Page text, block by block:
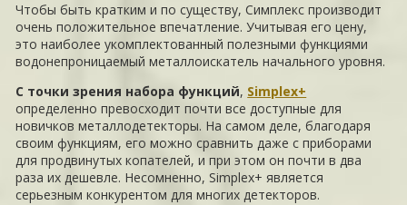
Чтобы быть кратким и по существу, Симплекс производит
очень положительное впечатление. Учитывая его цену,
это наиболее укомплектованный полезными функциями
водонепроницаемый металлоискатель начального уровня.
С точки зрения набора функций, Simplex+
определенно превосходит почти все доступные для
новичков металлодетекторы. На самом деле, благодаря
своим функциям, его можно сравнить даже с приборами
для продвинутых копателей, и при этом он почти в два
раза их дешевле. Несомненно, Simplex+ является
серьезным конкурентом для многих детекторов.